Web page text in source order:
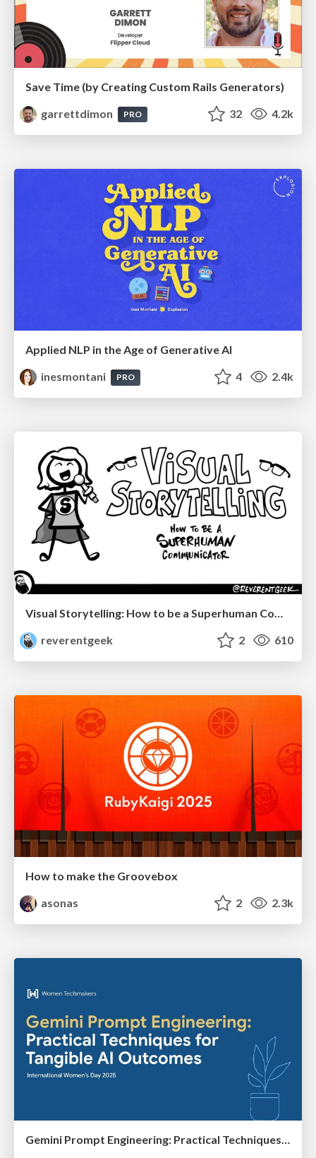
Save Time (by Creating Custom Rails Generators)
garrettdimon
PRO 32 4.2k
Applied NLP in the Age of Generative AI
inesmontani
PRO 4 2.4k
Visual Storytelling: How to be a Superhuman Communicator
reverentgeek
2 610
How to make the Groovebox
asonas
2 2.3k